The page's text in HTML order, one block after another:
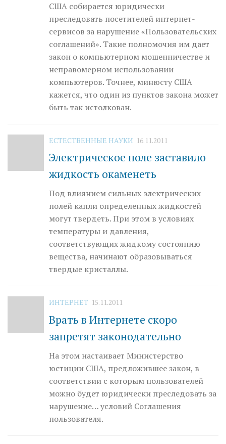
США собирается юридически
преследовать посетителей интернет-
сервисов за нарушение «Пользовательских
соглашений». Такие полномочия им дает
закон о компьютерном мошенничестве и
неправомерном использовании
компьютеров. Точнее, мин­юсту США
кажется, что один из пунктов закона может
быть так истолкован.
ЕСТЕСТВЕННЫЕ НАУКИ 16.11.2011
Электрическое поле заставило
жидкость окаменеть
Под влиянием сильных электрических
полей капли определенных жидкостей
могут твердеть. При этом в условиях
температуры и давления,
соответствующих жидкому состоянию
вещества, начинают образовываться
твердые кристаллы.
ИНТЕРНЕТ 15.11.2011
Врать в Интернете скоро
запретят законодательно
На этом настаивает Министерство
юстиции США, предложившее закон, в
соответствии с которым пользователей
можно будет юридически преследовать за
нарушение… условий Соглашения
пользователя.